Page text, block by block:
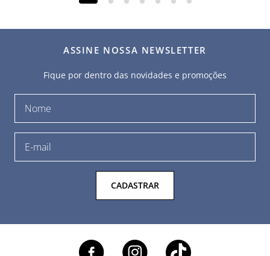
ASSINE NOSSA NEWSLETTER
Fique por dentro das novidades e promoções
CADASTRAR